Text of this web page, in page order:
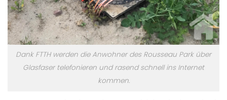
Dank FTTH werden die Anwohner des Rousseau Park über
Glasfaser telefonieren und rasend schnell ins Internet
kommen.